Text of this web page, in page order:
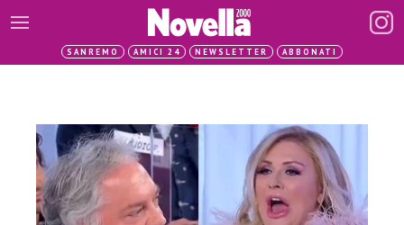
SANREMO AMICI 24 NEWSLETTER ABBONATI